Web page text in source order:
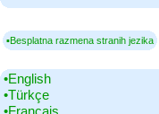
▪Besplatna razmena stranih jezika
•‎English
•‎Türkçe
•‎Français